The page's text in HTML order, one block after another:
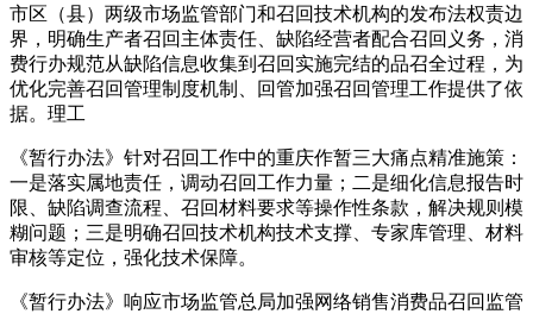
市区（县）两级市场监管部门和召回技术机构的发布法权责边
界，明确生产者召回主体责任、缺陷经营者配合召回义务，消
费行办规范从缺陷信息收集到召回实施完结的品召全过程，为
优化完善召回管理制度机制、回管加强召回管理工作提供了依
据。理工
《暂行办法》针对召回工作中的重庆作暂三大痛点精准施策：
一是落实属地责任，调动召回工作力量；二是细化信息报告时
限、缺陷调查流程、召回材料要求等操作性条款，解决规则模
糊问题；三是明确召回技术机构技术支撑、专家库管理、材料
审核等定位，强化技术保障。
《暂行办法》响应市场监管总局加强网络销售消费品召回监管